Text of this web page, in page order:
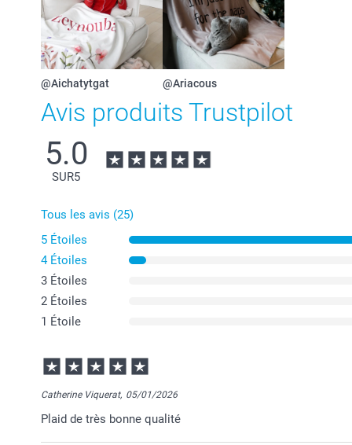
@Aichatytgat @Ariacous
Avis produits Trustpilot
5.0
SUR5
Tous les avis (25)
5 Étoiles
4 Étoiles
3 Étoiles
2 Étoiles
1 Étoile
Catherine Viquerat, 05/01/2026
Plaid de très bonne qualité